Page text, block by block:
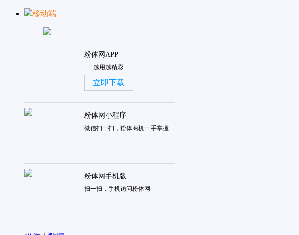
移动端
粉体网APP
越用越精彩
立即下载
粉体网小程序
微信扫一扫，粉体商机一手掌握
粉体网手机版
扫一扫，手机访问粉体网